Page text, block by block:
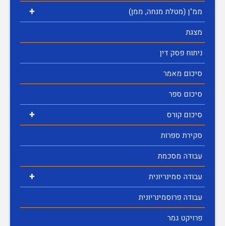
+
ממ"ן (מטלת מנחה, ממן)
מצגת
ניתוח פסק דין
סיכום מאמר
סיכום ספר
+
סיכום קורס
סקירת ספרות
עבודה מסכמת
+
עבודה סמינריונית
עבודה פרוסמינריונית
פרויקט גמר